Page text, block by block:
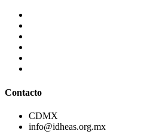
Contacto
CDMX
info@idheas.org.mx